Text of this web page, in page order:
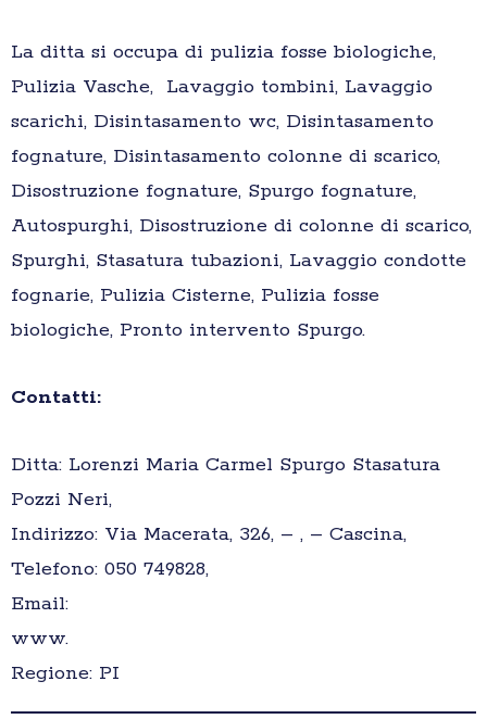
La ditta si occupa di pulizia fosse biologiche,
Pulizia Vasche, Lavaggio tombini, Lavaggio
scarichi, Disintasamento wc, Disintasamento
fognature, Disintasamento colonne di scarico,
Disostruzione fognature, Spurgo fognature,
Autospurghi, Disostruzione di colonne di scarico,
Spurghi, Stasatura tubazioni, Lavaggio condotte
fognarie, Pulizia Cisterne, Pulizia fosse
biologiche, Pronto intervento Spurgo.
Contatti:
Ditta: Lorenzi Maria Carmel Spurgo Stasatura
Pozzi Neri,
Indirizzo: Via Macerata, 326, – , – Cascina,
Telefono: 050 749828,
Email:
www.
Regione: PI